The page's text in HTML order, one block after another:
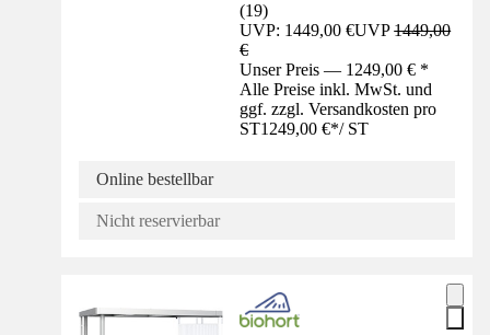
(19)
UVP: 1449,00 €UVP1449,00
€
Unser Preis — 1249,00 € *
Alle Preise inkl. MwSt. und
ggf. zzgl. Versandkosten pro
ST1249,00 €*/ ST
Online bestellbar
Nicht reservierbar